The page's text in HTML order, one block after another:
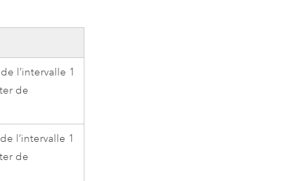
l’intervalle 1
de
l’intervalle 1
de